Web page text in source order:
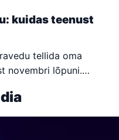
kuidas teenust
tellida oma
novembri lõpuni.…